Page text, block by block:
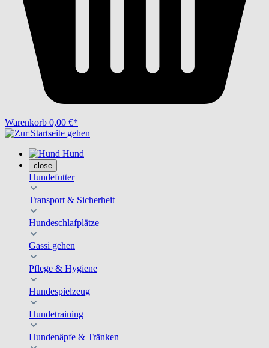
Warenkorb 0,00 €*
Hund
close
Hundefutter
Transport & Sicherheit
Hundeschlafplätze
Gassi gehen
Pflege & Hygiene
Hundespielzeug
Hundetraining
Hundenäpfe & Tränken